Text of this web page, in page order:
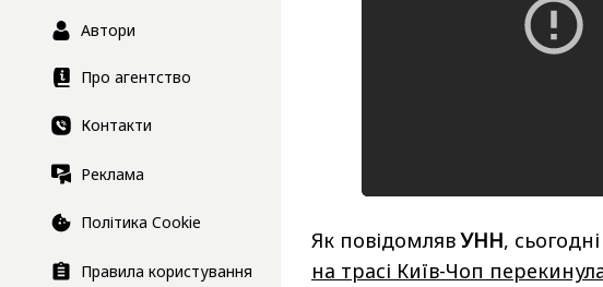
Автори
Про агентство
Контакти
Реклама
Політика Cookie
Правила користування
Як повідомлявУНН,
на трасі Київ-Чоп